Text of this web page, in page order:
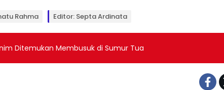
Rahma Editor: Septa Ardinata
Ditemukan Membusuk di Sumur Tua